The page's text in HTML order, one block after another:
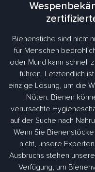
Bienenstiche sind nicht
für Menschen
oder Mund kann schnell
führen. Letztendlich
einzige Lösung, um die
Nöten. Bienen
verursachte
auf der Suche nach
Wenn Sie
nicht, unsere
Ausbruchs stehen
Verfügung, um